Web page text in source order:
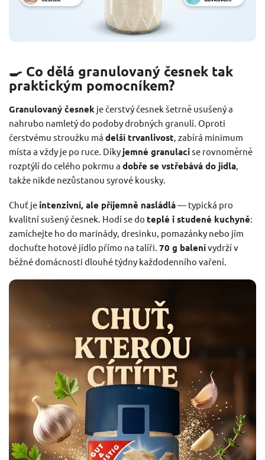
🍳 Co dělá granulovaný česnek tak
praktickým pomocníkem?
Granulovaný česnek je čerstvý česnek šetrně usušený a
nahrubo namletý do podoby drobných granulí. Oproti
čerstvému stroužku má delší trvanlivost, zabírá minimum
místa a vždy je po ruce. Díkyjemné granulacise rovnoměrně
rozptýlí do celého pokrmu a dobře se vstřebává do jídla,
takže nikde nezůstanou syrové kousky.
Chuť jeintenzivní, ale příjemně nasládlá— typická pro
kvalitní sušený česnek. Hodí se do teplé i studené kuchyně:
zamíchejte ho do marinády, dresinku, pomazánky nebo jím
dochuťte hotové jídlo přímo na talíři. 70 g balenívydrží v
běžné domácnosti dlouhé týdny každodenního vaření.